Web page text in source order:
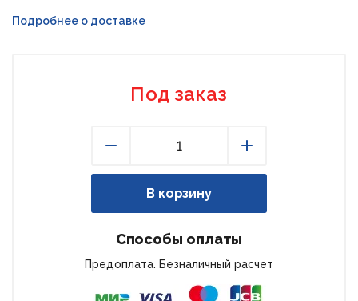
Подробнее о доставке
Под заказ
В корзину
Способы оплаты
Предоплата. Безналичный расчет